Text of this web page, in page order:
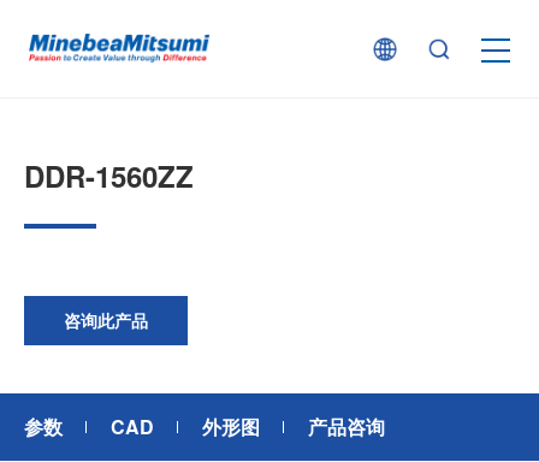
新闻
DDR-1560ZZ
咨询此产品
参数 CAD 外形图 产品咨询